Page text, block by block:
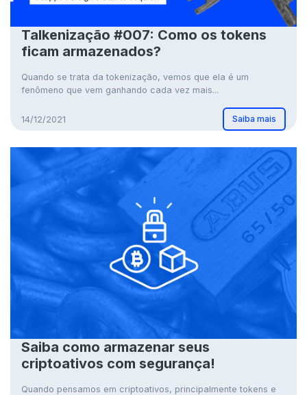
Talkenização #007: Como os tokens
ficam armazenados?
Quando se trata da tokenização, vemos que ela é um
fenômeno que vem ganhando cada vez mais...
14/12/2021 Saiba mais
Saiba como armazenar seus
criptoativos com segurança!
Quando pensamos em criptoativos, principalmente tokens e